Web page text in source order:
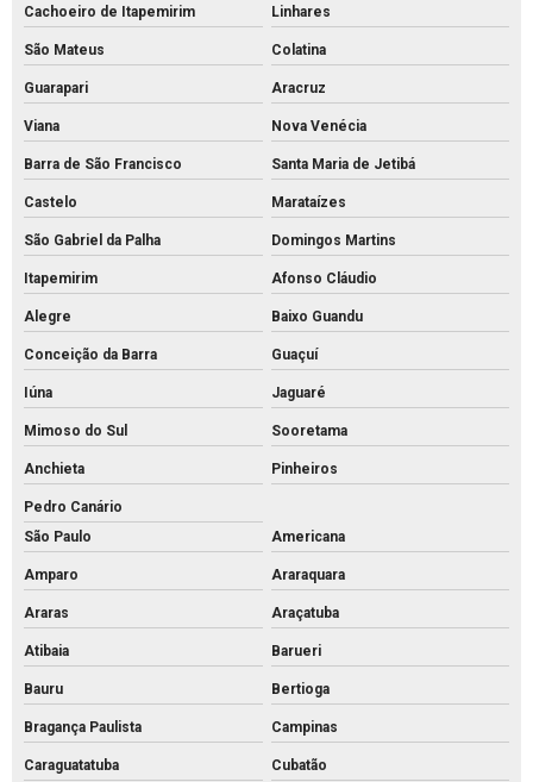
Mourão de concreto para cerca comprar
Mourão de concreto rs
Mourões de concreto 10x10 preço
Mourões de concreto para alambrado
Mourões de concreto para cerca preço
Mourões de concreto para cerca valores
Mourões de concreto para cerca
Mourões de concreto curvo
Palanque de concreto 10x10
Palanque de concreto para alambrado preço
Palanque de concreto para cerca a venda
Palanque concreto para cerca
Palanque de concreto preço
Palanque de concreto valor
Palanque de concreto a venda
Palanque de concreto
Pavimentação bloco intertravado
Pavimentação intertravada preço
Pavimentação intertravada
Cachoeiro de Itapemirim Linhares
São Mateus Colatina
Guarapari Aracruz
Viana Nova Venécia
Barra de São Francisco Santa Maria de Jetibá
Castelo Marataízes
São Gabriel da Palha Domingos Martins
Itapemirim Afonso Cláudio
Alegre Baixo Guandu
Conceição da Barra Guaçuí
Iúna Jaguaré
Mimoso do Sul Sooretama
Anchieta Pinheiros
Pedro Canário
São Paulo
Americana
Amparo Araraquara
Araras Araçatuba
Atibaia Barueri
Bauru Bertioga
Bragança Paulista Campinas
Caraguatatuba Cubatão